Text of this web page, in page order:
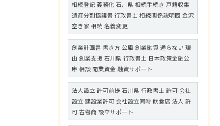
相続登記 義務化 石川県 相続手続き 戸籍収集
遺産分割協議書 行政書士 相続関係説明図 金沢
空き家 相続 名義変更
創業計画書 書き方 公庫 創業融資 通らない 理
由 創業支援 石川県 行政書士 日本政策金融公
庫 相談 開業資金 融資サポート
法人設立 許可前提 石川県 行政書士 許可 会社
設立 建設業許可 会社設立同時 飲食店 法人 許
可 古物商 設立サポート